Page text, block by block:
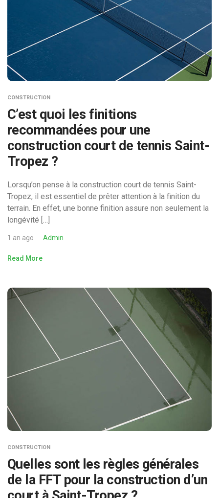
CONSTRUCTION
C’est quoi les finitions
recommandées pour une
construction court de tennis Saint-
Tropez ?
Lorsqu’on pense à la construction court de tennis Saint-
Tropez, il est essentiel de prêter attention à la finition du
terrain. En effet, une bonne finition assure non seulement la
longévité […]
1 an ago Admin
Read More
CONSTRUCTION
Quelles sont les règles générales
de la FFT pour la construction d’un